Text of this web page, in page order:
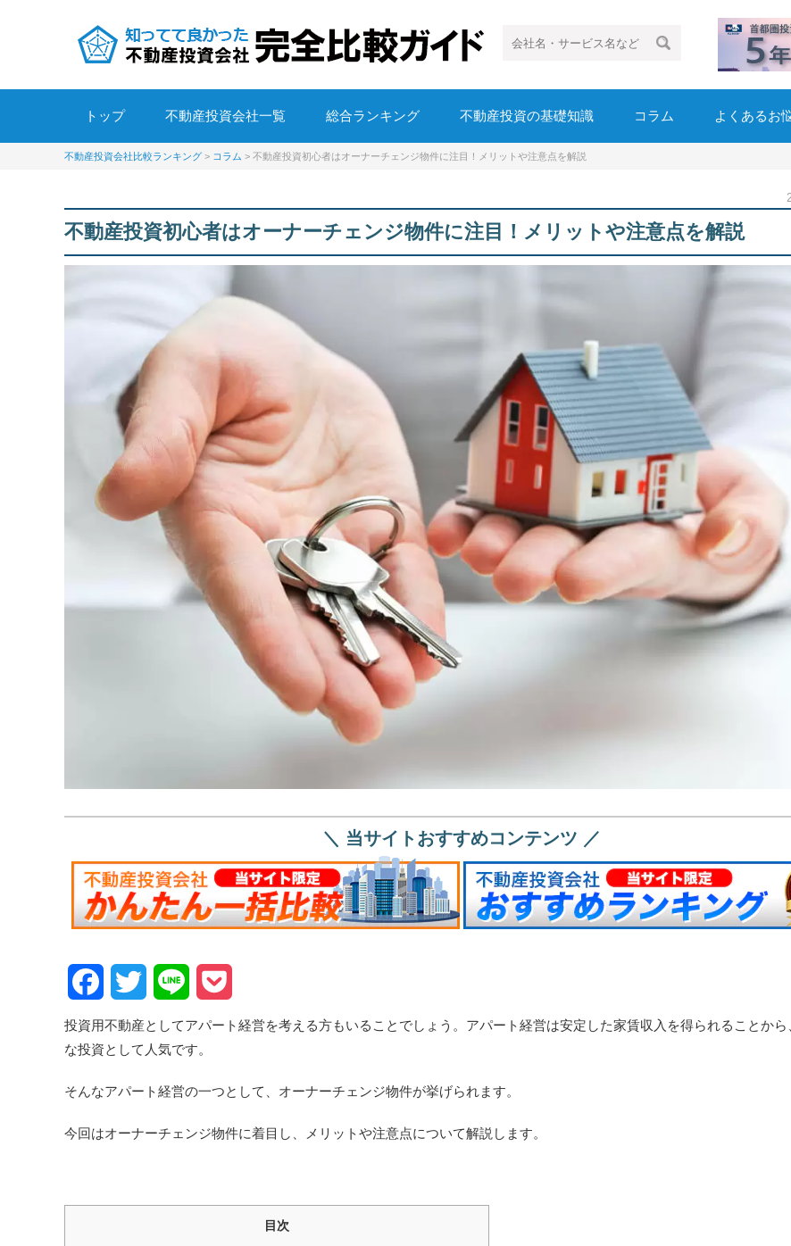
トップ 不動産投資会社一覧 総合ランキング 不動産投資の基礎知識 コラム よくあるお
不動産投資会社比較ランキング > コラム > 不動産投資初心者はオーナーチェンジ物件に注目！メリットや注意点を解説
不動産投資初心者はオーナーチェンジ物件に注目！メリットや注意点を解説
＼ 当サイトおすすめコンテンツ ／
Facebook
Twitter Line
投資用不動産としてアパート経営を考える方もいることでしょう。アパート経営は安定した家賃収入を得られることから
な投資として人気です。
そんなアパート経営の一つとして、オーナーチェンジ物件が挙げられます。
今回はオーナーチェンジ物件に着目し、メリットや注意点について解説します。
目次